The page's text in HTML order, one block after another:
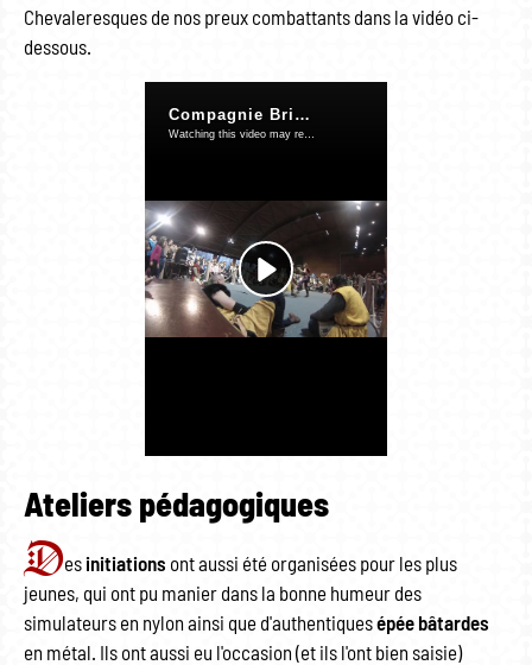
Chevaleresques de nos preux combattants dans la vidéo ci-
dessous.
Ateliers pédagogiques
Desinitiations ont aussi été organisées pour les plus
jeunes, qui ont pu manier dans la bonne humeur des
simulateurs en nylon ainsi que d'authentiquesépée bâtardes
en métal. Ils ont aussi eu l'occasion (et ils l'ont bien saisie)